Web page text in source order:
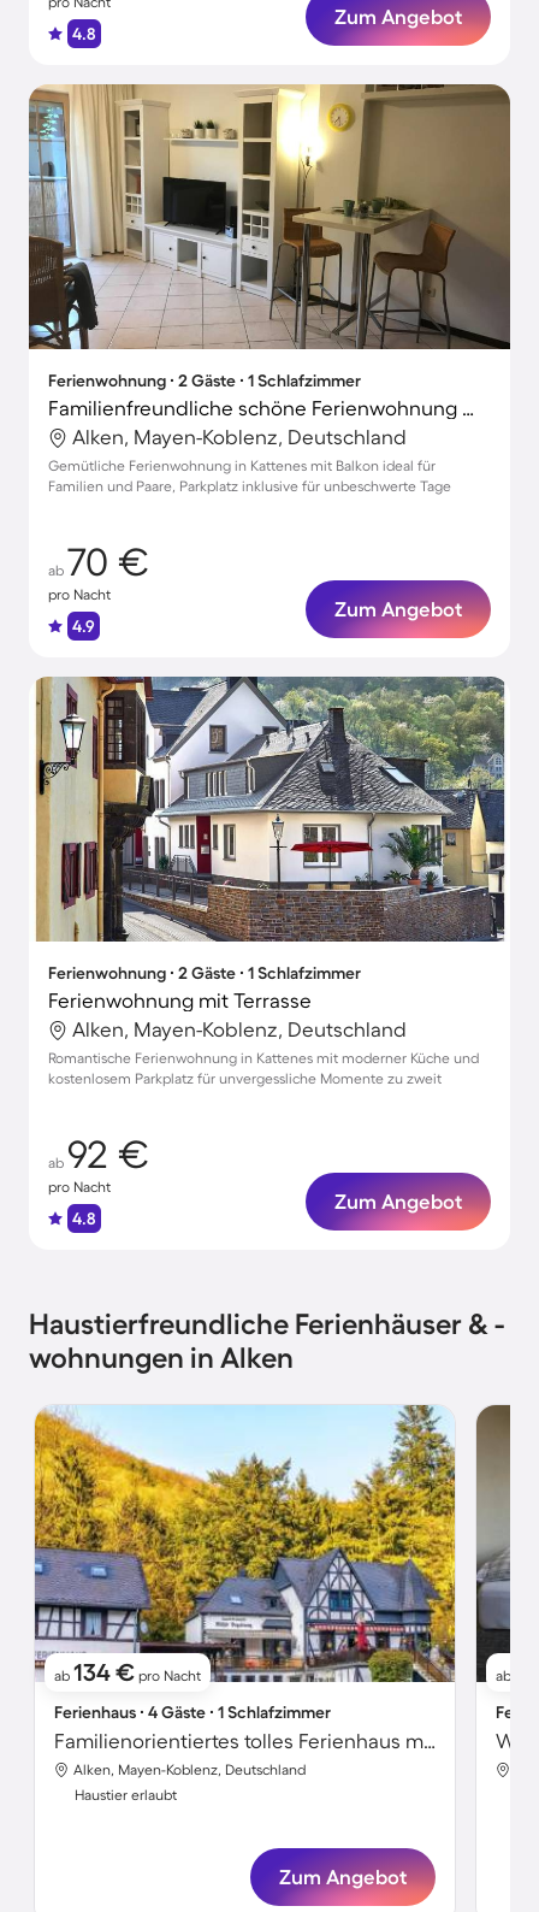
4.8
Zum Angebot
Ferienwohnung ∙ 2 Gäste ∙ 1 Schlafzimmer
Familienfreundliche schöne Ferienwohnung mit Grill
Alken, Mayen-Koblenz, Deutschland
Gemütliche Ferienwohnung in Kattenes mit Balkon ideal für
Familien und Paare, Parkplatz inklusive für unbeschwerte Tage
ab 70 €
pro Nacht
4.9
Zum Angebot
Ferienwohnung ∙ 2 Gäste ∙ 1 Schlafzimmer
Ferienwohnung mit Terrasse
Alken, Mayen-Koblenz, Deutschland
Romantische Ferienwohnung in Kattenes mit moderner Küche und
kostenlosem Parkplatz für unvergessliche Momente zu zweit
ab 92 €
pro Nacht
4.8
Zum Angebot
Haustierfreundliche Ferienhäuser & -
wohnungen in Alken
ab 134 € pro Nacht
Ferienhaus ∙ 4 Gäste ∙ 1 Schlafzimmer
Familienorientiertes tolles Ferienhaus mit Garten und Terrasse | Haustierfreundlich
Alken, Mayen-Koblenz, Deutschland
Haustier erlaubt
Zum Angebot
ab